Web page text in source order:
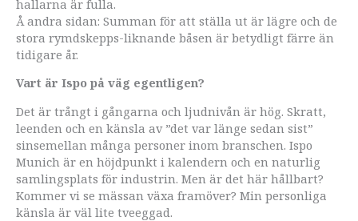
hallarna är fulla.
Å andra sidan: Summan för att ställa ut är lägre och de
stora rymdskepps-liknande båsen är betydligt färre än
tidigare år.
Vart är Ispo på väg egentligen?
Det är trångt i gångarna och ljudnivån är hög. Skratt,
leenden och en känsla av ”det var länge sedan sist”
sinsemellan många personer inom branschen. Ispo
Munich är en höjdpunkt i kalendern och en naturlig
samlingsplats för industrin. Men är det här hållbart?
Kommer vi se mässan växa framöver? Min personliga
känsla är väl lite tveeggad.